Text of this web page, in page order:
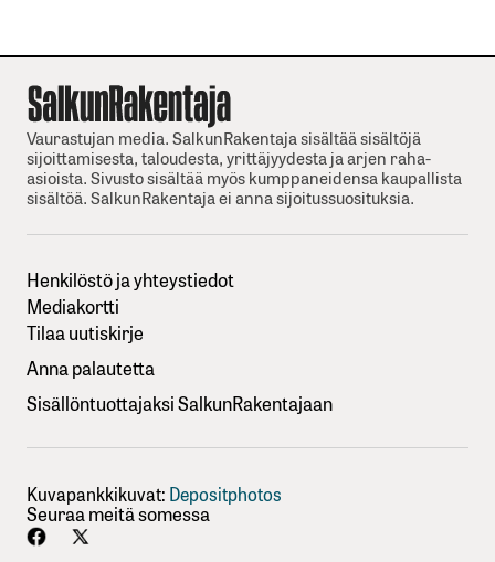
Vaurastujan media. SalkunRakentaja sisältää sisältöjä
sijoittamisesta, taloudesta, yrittäjyydesta ja arjen raha-
asioista. Sivusto sisältää myös kumppaneidensa kaupallista
sisältöä. SalkunRakentaja ei anna sijoitussuosituksia.
Henkilöstö ja yhteystiedot
Mediakortti
Tilaa uutiskirje
Anna palautetta
Sisällöntuottajaksi SalkunRakentajaan
Kuvapankkikuvat: Depositphotos
Seuraa meitä somessa